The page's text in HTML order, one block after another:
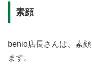
素顔
benio店長さんは、素
ます。